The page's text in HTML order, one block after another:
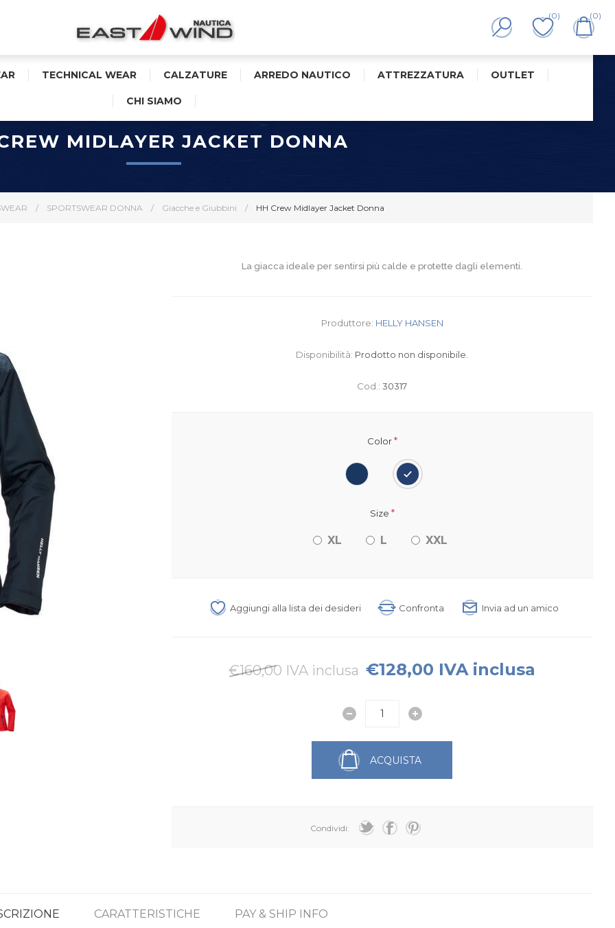
(0) (0)
TECHNICAL WEAR CALZATURE ARREDO NAUTICO ATTREZZATURA OUTLET
CHI SIAMO
/ SPORTSWEAR DONNA / Giacche e Giubbini / HH Crew Midlayer Jacket Donna
MIDLAYER JACKET DONNA
La giacca ideale per sentirsi più calde e protette dagli elementi.
Produttore: HELLY HANSEN
Disponibilità: Prodotto non disponibile.
Cod.: 30317
Color*
Size *
XL L XXL
Aggiungi alla lista dei desideri Confronta Invia ad un amico
€160,00 IVA inclusa €128,00 IVA inclusa
ACQUISTA
Condividi:
CARATTERISTICHE PAY & SHIP INFO